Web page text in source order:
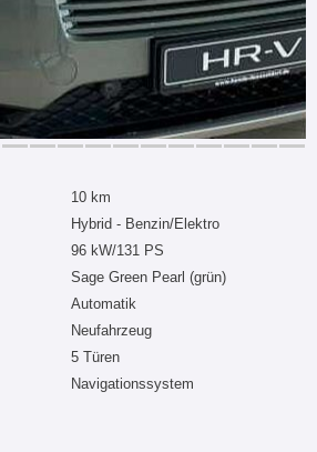
10 km
Hybrid - Benzin/Elektro
96 kW/131 PS
Sage Green Pearl (grün)
Automatik
Neufahrzeug
5 Türen
Navigationssystem